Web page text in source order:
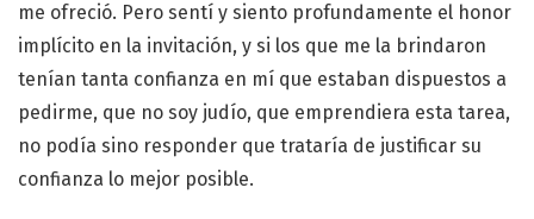
me ofreció. Pero sentí y siento profundamente el honor
implícito en la invitación, y si los que me la brindaron
tenían tanta confianza en mí que estaban dispuestos a
pedirme, que no soy judío, que emprendiera esta tarea,
no podía sino responder que trataría de justificar su
confianza lo mejor posible.